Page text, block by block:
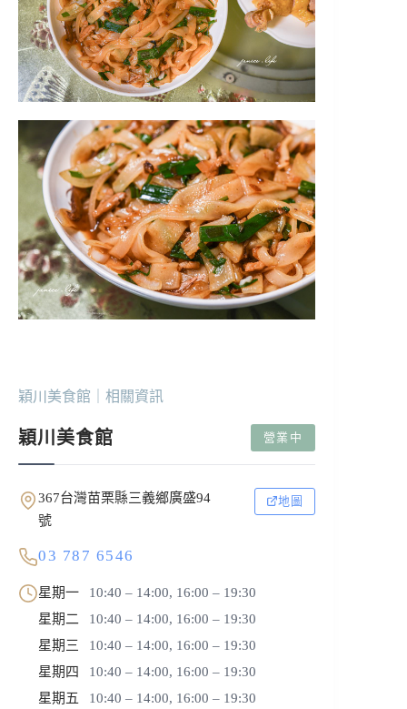
穎川美食館｜相關資訊
穎川美食館 營業中
367台灣苗栗縣三義鄉廣盛94
號
地圖
03 787 6546
星期一
10:40 – 14:00, 16:00 – 19:30
星期二
10:40 – 14:00, 16:00 – 19:30
星期三
10:40 – 14:00, 16:00 – 19:30
星期四
10:40 – 14:00, 16:00 – 19:30
星期五
10:40 – 14:00, 16:00 – 19:30